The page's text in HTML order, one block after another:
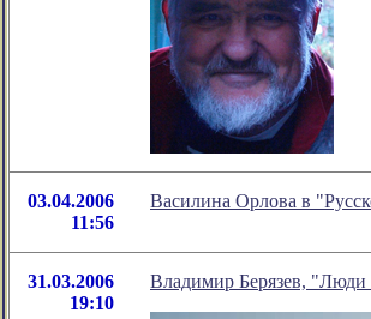
03.04.2006
11:56
Василина Орлова в
31.03.2006
19:10
Владимир Берязев, "Люди